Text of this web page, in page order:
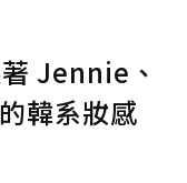
Jennie、
韓系妝感